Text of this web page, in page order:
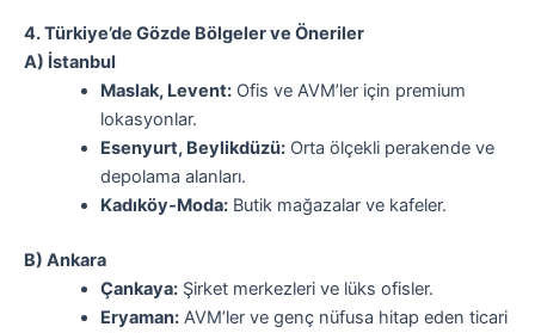
4. Türkiye’de Gözde Bölgeler ve Öneriler
A) İstanbul
Maslak, Levent:Ofis ve AVM’ler için premium
lokasyonlar.
Esenyurt, Beylikdüzü:Orta ölçekli perakende ve
depolama alanları.
Kadıköy-Moda:Butik mağazalar ve kafeler.
B) Ankara
Çankaya:Şirket merkezleri ve lüks ofisler.
Eryaman:AVM’ler ve genç nüfusa hitap eden ticari